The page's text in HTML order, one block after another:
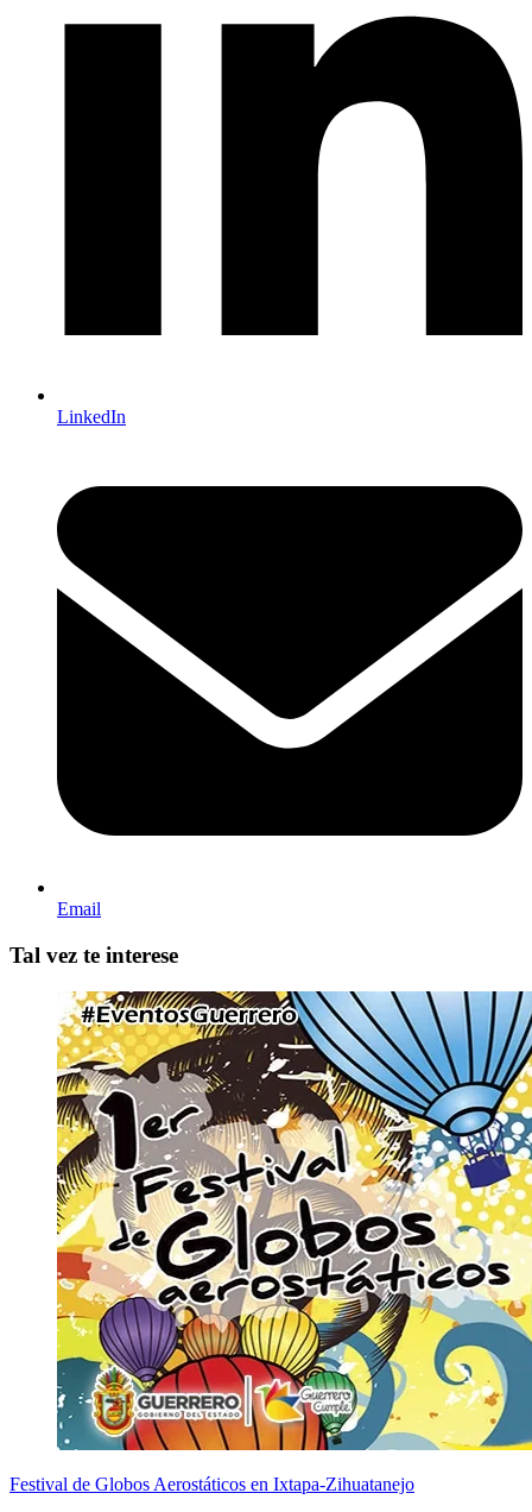
LinkedIn
Email
Tal vez te interese
Festival de Globos Aerostáticos en Ixtapa-Zihuatanejo